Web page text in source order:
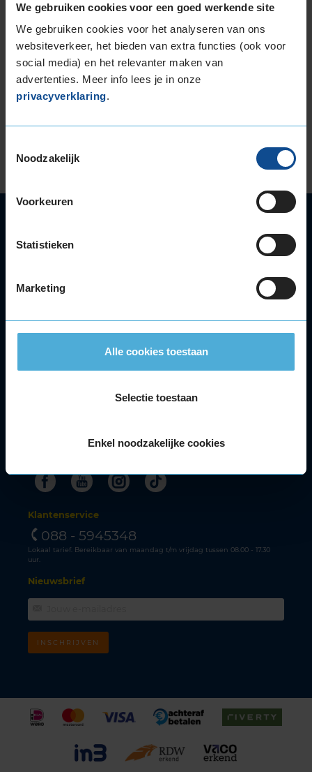
We gebruiken cookies voor een goed werkende site
We gebruiken cookies voor het analyseren van ons
websiteverkeer, het bieden van extra functies (ook voor
social media) en het relevanter maken van
advertenties. Meer info lees je in onze
privacyverklaring.
Noodzakelijk
Voorkeuren
Statistieken
Marketing
Alle cookies toestaan
Selectie toestaan
Enkel noodzakelijke cookies
Fietsenmaker Hilversum
(Achterom 181)
Fietsenmaker Gouda(Albert Plesmanplein 17)
Fietsenmaker Bussum(Prinsenstraat 17)
Fietsenmaker Alkmaar(Willem de Zwijgerlaan 148-
150)
Fietsenmaker Zaandam
Autobanden
APK
Meer KwikFit
FacebookYoutubeInstagram
Tiktok
Klantenservice
088 - 5945348
Lokaal tarief. Bereikbaar van maandag t/m vrijdag tussen 08.00 - 17.30
uur.
Nieuwsbrief
INSCHRIJVEN